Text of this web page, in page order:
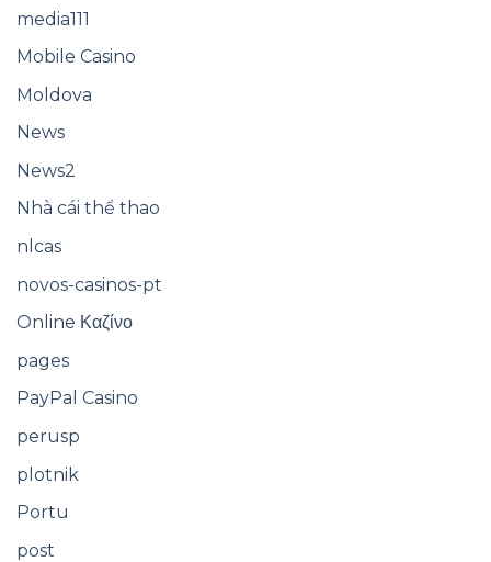
media111
Mobile Casino
Moldova
News
News2
Nhà cái thể thao
nlcas
novos-casinos-pt
Online Καζίνο
pages
PayPal Casino
perusp
plotnik
Portu
post